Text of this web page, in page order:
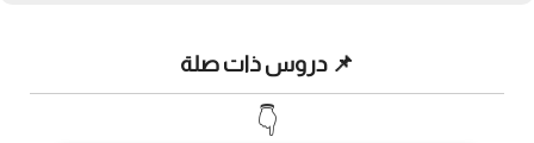
📌 دروس ذات صلة
👇